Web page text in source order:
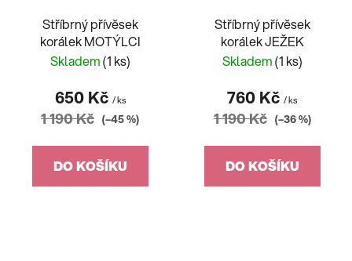
Stříbrný přívěsek
korálek MOTÝLCI
Skladem(1 ks)
650 Kč / ks
1 190 Kč (–45 %)
DO KOŠÍKU
Stříbrný přívěsek
korálek JEŽEK
Skladem(1 ks)
760 Kč / ks
1 190 Kč (–36 %)
DO KOŠÍKU